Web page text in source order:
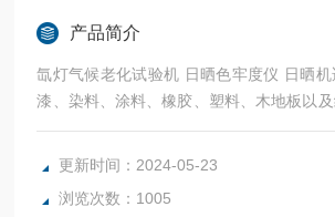
产品简介
氙灯气候老化试验机 日晒色牢度仪 日晒
漆、染料、涂料、橡胶、塑料、木地板以及
色牢度、耐气候色牢度、光汗复合色牢度
更新时间：2024-05-23
浏览次数：1005